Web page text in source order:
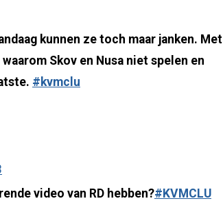
kunnen ze toch maar janken. Met
Skov en Nusa niet spelen en
#kvmclu
video van RD hebben?#KVMCLU